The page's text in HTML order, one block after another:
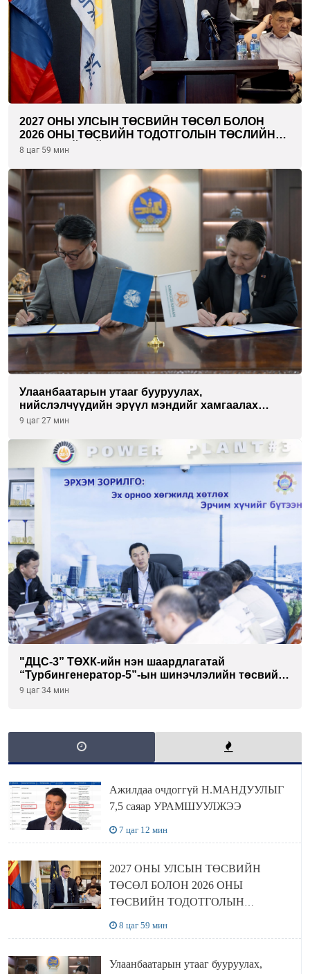
2027 ОНЫ УЛСЫН ТӨСВИЙН ТӨСӨЛ БОЛОН
2026 ОНЫ ТӨСВИЙН ТОДОТГОЛЫН ТӨСЛИЙН
ОЛОН НИЙТИЙН ХЭЛЭЛЦҮҮЛЭГ БОЛЛОО
8 цаг 59 мин
Улаанбаатарын утааг бууруулах,
нийслэлчүүдийн эрүүл мэндийг хамгаалах
төслийг “Чингис хаан баялгийн сан нэгдэл” ХХК-
9 цаг 27 мин
"ДЦС-3” ТӨХК-ийн нэн шаардлагатай
“Турбингенератор-5”-ын шинэчлэлийн төсвийг
шийдвэрлэхээр болов
9 цаг 34 мин
Ажилдаа очдоггүй Н.МАНДУУЛЫГ
7,5 саяар УРАМШУУЛЖЭЭ
7 цаг 12 мин
2027 ОНЫ УЛСЫН ТӨСВИЙН
ТӨСӨЛ БОЛОН 2026 ОНЫ
ТӨСВИЙН ТОДОТГОЛЫН
8 цаг 59 мин
Улаанбаатарын утааг бууруулах,